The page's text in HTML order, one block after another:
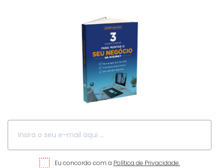
Eu concordo com a Política de Privacidade.